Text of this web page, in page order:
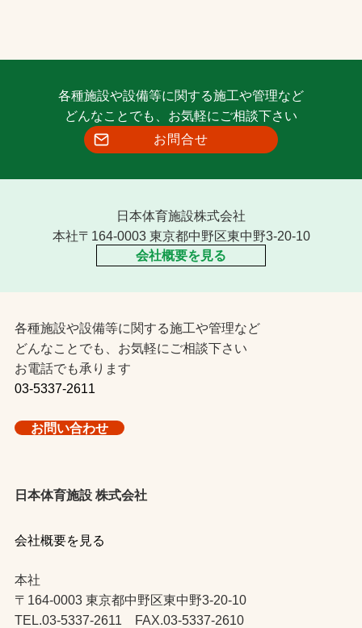
各種施設や設備等に関する施工や管理など
どんなことでも、お気軽にご相談下さい
お問合せ
日本体育施設株式会社
本社〒164-0003 東京都中野区東中野3-20-10
会社概要を見る
各種施設や設備等に関する施工や管理など
どんなことでも、お気軽にご相談下さい
お電話でも承ります
03-5337-2611
お問い合わせ
日本体育施設 株式会社
会社概要を見る
本社
〒164-0003 東京都中野区東中野3-20-10
TEL.03-5337-2611 FAX.03-5337-2610